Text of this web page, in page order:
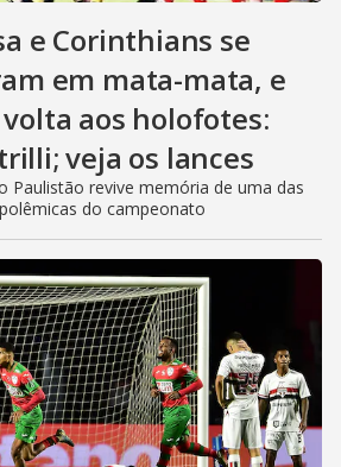
e Corinthians se
em mata-mata, e
aos holofotes:
veja os lances
Paulistão revive memória de uma das
do campeonato